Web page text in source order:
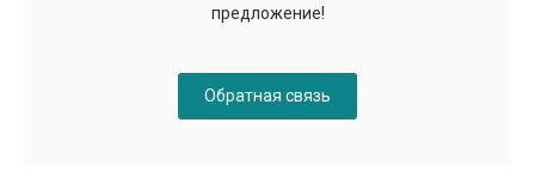
предложение!
Обратная связь